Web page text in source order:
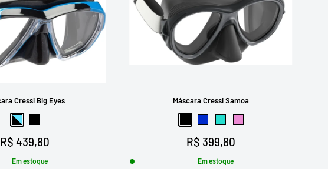
Cressi Big Eyes
Preto-Azul
Preço
R$ 439,80
Em estoque
Máscara Cressi Samoa
Preço
R$ 399,80
Em estoque